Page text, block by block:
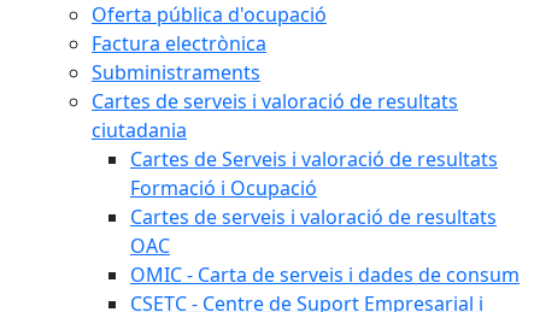
Oferta pública d'ocupació
Factura electrònica
Subministraments
Cartes de serveis i valoració de resultats
ciutadania
Cartes de Serveis i valoració de resultats
Formació i Ocupació
Cartes de serveis i valoració de resultats
OAC
OMIC - Carta de serveis i dades de consum
CSETC - Centre de Suport Empresarial i